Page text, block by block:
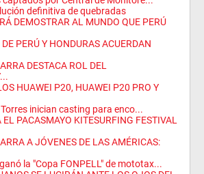
definitiva de quebradas
DEMOSTRAR AL MUNDO QUE PERÚ
PERÚ Y HONDURAS ACUERDAN
DESTACA ROL DEL
HUAWEI P20, HUAWEI P20 PRO Y
inician casting para enco...
PACASMAYO KITESURFING FESTIVAL
A JÓVENES DE LAS AMÉRICAS:
la "Copa FONPELL" de mototax...